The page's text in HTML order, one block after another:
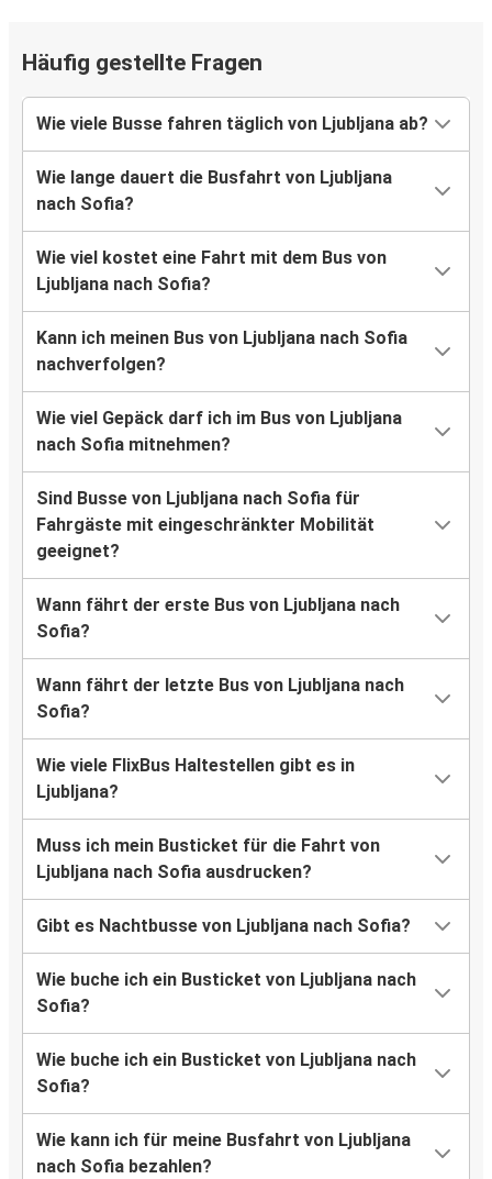
Häufig gestellte Fragen
Wie viele Busse fahren täglich von Ljubljana ab?
Wie lange dauert die Busfahrt von Ljubljana
nach Sofia?
Wie viel kostet eine Fahrt mit dem Bus von
Ljubljana nach Sofia?
Kann ich meinen Bus von Ljubljana nach Sofia
nachverfolgen?
Wie viel Gepäck darf ich im Bus von Ljubljana
nach Sofia mitnehmen?
Sind Busse von Ljubljana nach Sofia für
Fahrgäste mit eingeschränkter Mobilität
geeignet?
Wann fährt der erste Bus von Ljubljana nach
Sofia?
Wann fährt der letzte Bus von Ljubljana nach
Sofia?
Wie viele FlixBus Haltestellen gibt es in
Ljubljana?
Muss ich mein Busticket für die Fahrt von
Ljubljana nach Sofia ausdrucken?
Gibt es Nachtbusse von Ljubljana nach Sofia?
Wie buche ich ein Busticket von Ljubljana nach
Sofia?
Wie buche ich ein Busticket von Ljubljana nach
Sofia?
Wie kann ich für meine Busfahrt von Ljubljana
nach Sofia bezahlen?